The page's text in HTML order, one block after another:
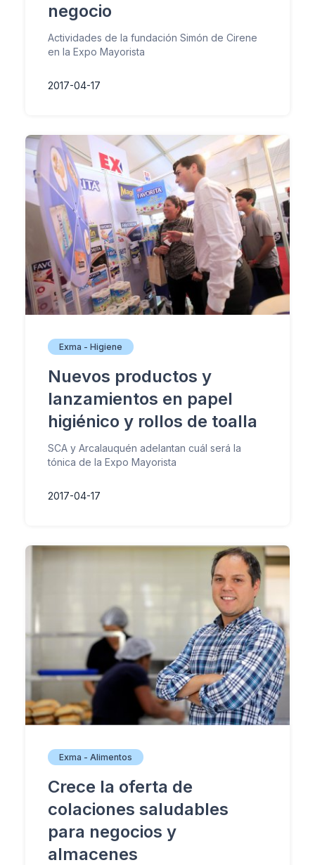
negocio
Actividades de la fundación Simón de Cirene
en la Expo Mayorista
2017-04-17
Exma - Higiene
Nuevos productos y
lanzamientos en papel
higiénico y rollos de toalla
SCA y Arcalauquén adelantan cuál será la
tónica de la Expo Mayorista
2017-04-17
Exma - Alimentos
Crece la oferta de
colaciones saludables
para negocios y
almacenes